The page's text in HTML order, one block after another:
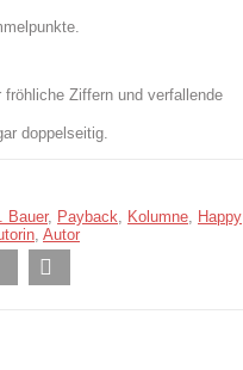
Ziffern und verfallende
doppelseitig.
Bauer, Payback Kolumne
Happy
Autor